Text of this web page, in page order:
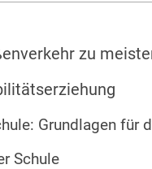
zu
Grundlagen für
Schule